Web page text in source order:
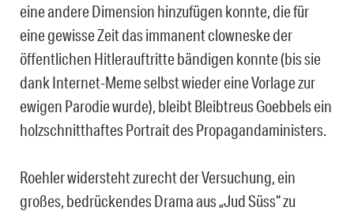
eine andere Dimension hinzufügen konnte, die für
eine gewisse Zeit das immanent clowneske der
öffentlichen Hitlerauftritte bändigen konnte (bis sie
dank Internet-Meme selbst wieder eine Vorlage zur
ewigen Parodie wurde), bleibt Bleibtreus Goebbels ein
holzschnitthaftes Portrait des Propagandaministers.
Roehler widersteht zurecht der Versuchung, ein
großes, bedrückendes Drama aus „Jud Süss“ zu